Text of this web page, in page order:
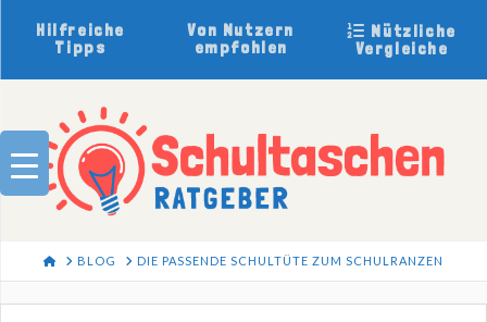
Hilfreiche
Tipps
Von Nutzern
empfohlen
Nützliche
Vergleiche
HOMEBLOG DIE PASSENDE SCHULTÜTE ZUM SCHULRANZEN